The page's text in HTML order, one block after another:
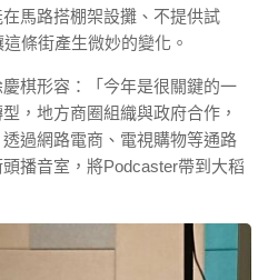
馬路搭棚架設攤、不提供試
條街產生微妙的變化。
棋形容：「今年是很關鍵的一
，地方商圈組織與政府合作，
過網路電商、電視購物等通路
播音室，將Podcaster帶到大稻